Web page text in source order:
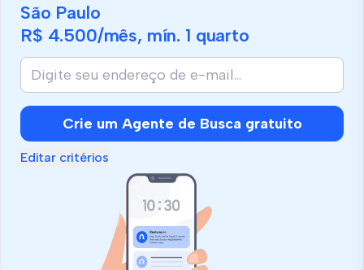
São Paulo
R$ 4.500/mês, mín. 1 quarto
Crie um Agente de Busca gratuito
Editar critérios